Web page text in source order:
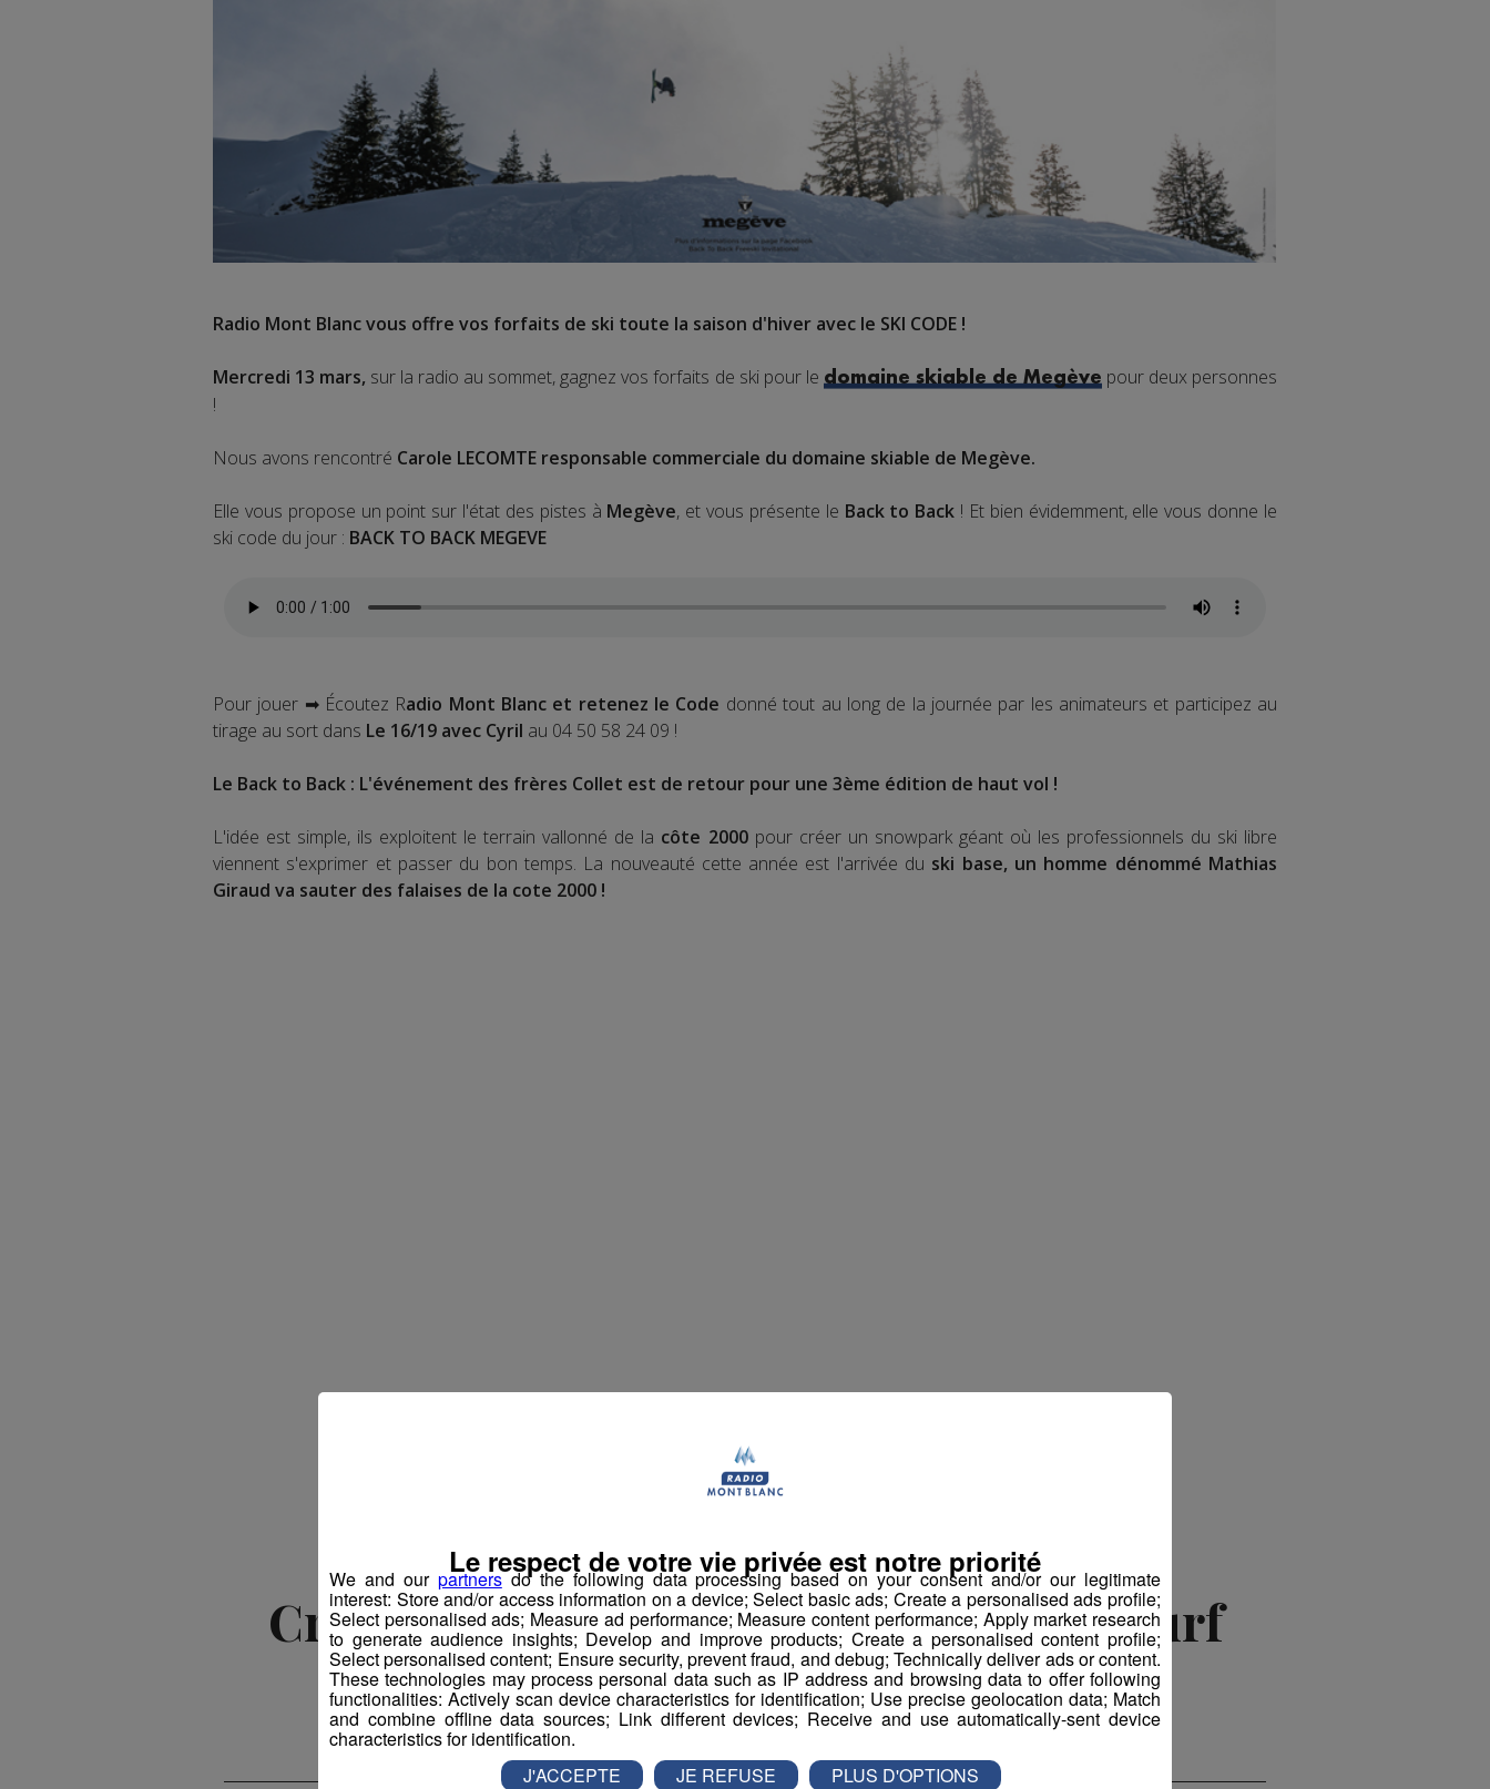
Radio Mont Blanc vous offre vos forfaits de ski toute la saison d'hiver avec le SKI CODE !
Mercredi 13 mars, sur la radio au sommet, gagnez vos forfaits de ski pour le domaine skiable de Megèvepour deux personnes
!
Nous avons rencontré Carole LECOMTE responsable commerciale du domaine skiable de Megève.
Elle vous propose un point sur l'état des pistes à Megève, et vous présente le Back to Back ! Et bien évidemment, elle vous donne le
ski code du jour : BACK TO BACK MEGEVE
Pour jouer ➡ Écoutez Radio Mont Blanc et retenez le Code donné tout au long de la journée par les animateurs et participez au
tirage au sort dans Le 16/19 avec Cyril au 04 50 58 24 09 !
Le Back to Back : L'événement des frères Collet est de retour pour une 3ème édition de haut vol !
L'idée est simple, ils exploitent le terrain vallonné de la côte 2000pour créer un snowpark géant où les professionnels du ski libre
viennent s'exprimer et passer du bon temps. La nouveauté cette année est l'arrivée du ski base, un homme dénommé Mathias
Giraud va sauter des falaises de la cote 2000 !
Crazy Jess Day | WaveBoat - Vague de surf
artificielle
Publié par La rédaction Montblanclive
We and our partnersdo the following data processing based on your consent and/or our legitimate
interest: Store and/or access information on a device; Select basic ads; Create a personalised ads profile;
Select personalised ads; Measure ad performance; Measure content performance; Apply market research
to generate audience insights; Develop and improve products; Create a personalised content profile;
Select personalised content; Ensure security, prevent fraud, and debug; Technically deliver ads or content.
These technologies may process personal data such as IP address and browsing data to offer following
functionalities: Actively scan device characteristics for identification; Use precise geolocation data; Match
and combine offline data sources; Link different devices; Receive and use automatically-sent device
characteristics for identification.
Le respect de votre vie privée est notre priorité
J'ACCEPTE JE REFUSE PLUS D'OPTIONS